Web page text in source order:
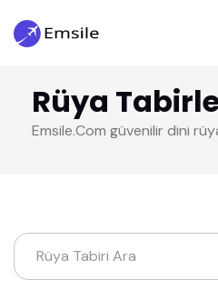
Rüya
Emsile.Com güvenilir dini